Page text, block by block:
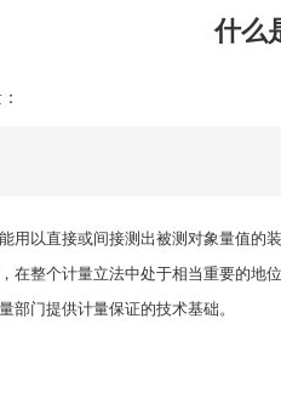
什么
用以直接或间接测出被测对象量值的
在整个计量立法中处于相当重要的地
部门提供计量保证的技术基础。